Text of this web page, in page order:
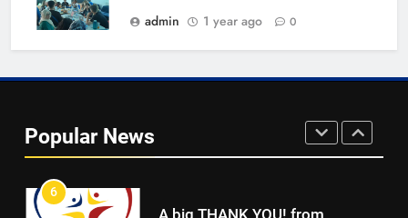
admin
1 year ago 0
Popular News
6
5